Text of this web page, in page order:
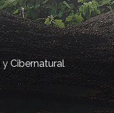
yCibernatural